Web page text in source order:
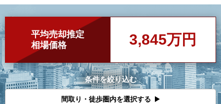
平均売却推定
相場価格
3,845万円
条件を絞り込む
間取り・徒歩圏内を選択する